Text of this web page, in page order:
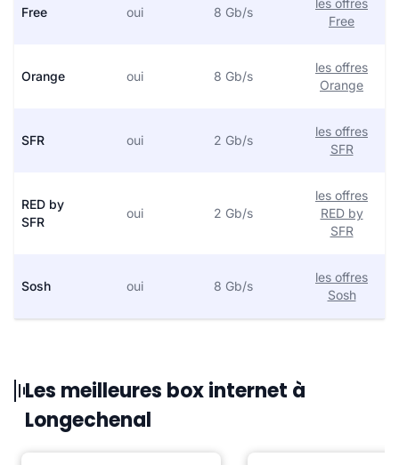
Free oui 8 Gb/s
les offres
Free
Orange oui 8 Gb/s
les offres
Orange
SFR oui 2 Gb/s
les offres
SFR
RED by
SFR
oui 2 Gb/s
les offres
RED by
SFR
Sosh oui 8 Gb/s
les offres
Sosh
Les meilleures box internet à
Longechenal